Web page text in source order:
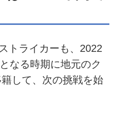
トライカーも、2022
なる時期に地元のク
して、次の挑戦を始